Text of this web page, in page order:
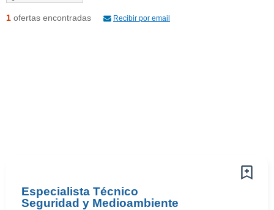
1 ofertas encontradas Recibir por email
Especialista Técnico
Seguridad y Medioambiente